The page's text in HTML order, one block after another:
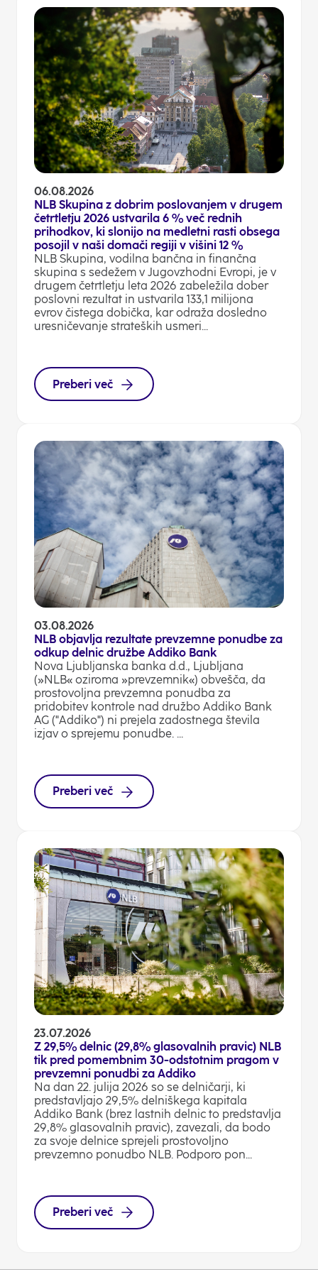
06.08.2026
NLB Skupina z dobrim poslovanjem v drugem
četrtletju 2026 ustvarila 6 % več rednih
prihodkov, ki slonijo na medletni rasti obsega
posojil v naši domači regiji v višini 12 %
NLB Skupina, vodilna bančna in finančna
skupina s sedežem v Jugovzhodni Evropi, je v
drugem četrtletju leta 2026 zabeležila dober
poslovni rezultat in ustvarila 133,1 milijona
evrov čistega dobička, kar odraža dosledno
uresničevanje strateških usmeri...
Preberi več
03.08.2026
NLB objavlja rezultate prevzemne ponudbe za
odkup delnic družbe Addiko Bank
Nova Ljubljanska banka d.d., Ljubljana
(»NLB« oziroma »prevzemnik«) obvešča, da
prostovoljna prevzemna ponudba za
pridobitev kontrole nad družbo Addiko Bank
AG ("Addiko") ni prejela zadostnega števila
izjav o sprejemu ponudbe. ...
Preberi več
23.07.2026
Z 29,5% delnic (29,8% glasovalnih pravic) NLB
tik pred pomembnim 30-odstotnim pragom v
prevzemni ponudbi za Addiko
Na dan 22. julija 2026 so se delničarji, ki
predstavljajo 29,5% delniškega kapitala
Addiko Bank (brez lastnih delnic to predstavlja
29,8% glasovalnih pravic), zavezali, da bodo
za svoje delnice sprejeli prostovoljno
prevzemno ponudbo NLB. Podporo pon...
Preberi več